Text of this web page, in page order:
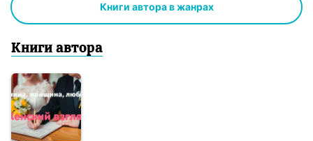
Книги автора в жанрах
Книги автора